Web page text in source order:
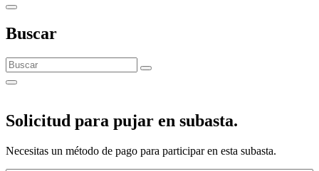
Buscar
Solicitud para pujar en subasta.
Necesitas un método de pago para participar en esta subasta.